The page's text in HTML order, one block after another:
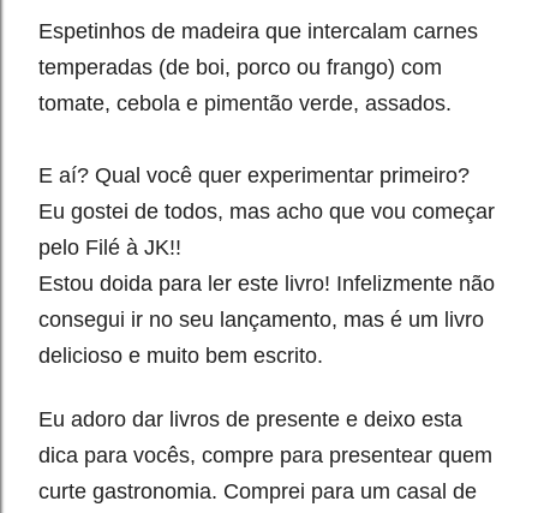
Espetinhos de madeira que intercalam carnes
temperadas (de boi, porco ou frango) com
tomate, cebola e pimentão verde, assados.
E aí? Qual você quer experimentar primeiro?
Eu gostei de todos, mas acho que vou começar
pelo Filé à JK!!
Estou doida para ler este livro! Infelizmente não
consegui ir no seu lançamento, mas é um livro
delicioso e muito bem escrito.
Eu adoro dar livros de presente e deixo esta
dica para vocês, compre para presentear quem
curte gastronomia. Comprei para um casal de